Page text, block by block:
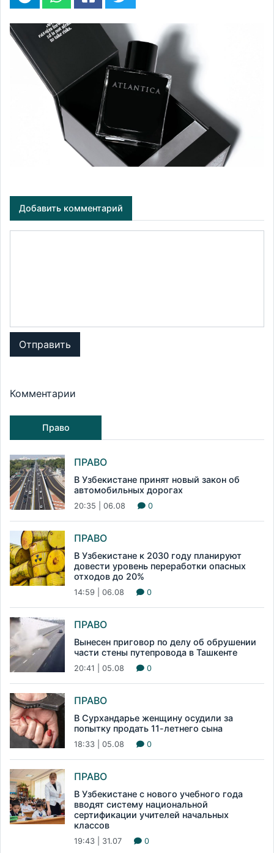
Добавить комментарий
Отправить
Комментарии
Право
ПРАВО
В Узбекистане принят новый закон об
автомобильных дорогах
20:35 | 06.08 0
ПРАВО
В Узбекистане к 2030 году планируют
довести уровень переработки опасных
отходов до 20%
14:59 | 06.08 0
ПРАВО
Вынесен приговор по делу об обрушении
части стены путепровода в Ташкенте
20:41 | 05.08 0
ПРАВО
В Сурхандарье женщину осудили за
попытку продать 11-летнего сына
18:33 | 05.08 0
ПРАВО
В Узбекистане с нового учебного года
вводят систему национальной
сертификации учителей начальных
классов
19:43 | 31.07 0